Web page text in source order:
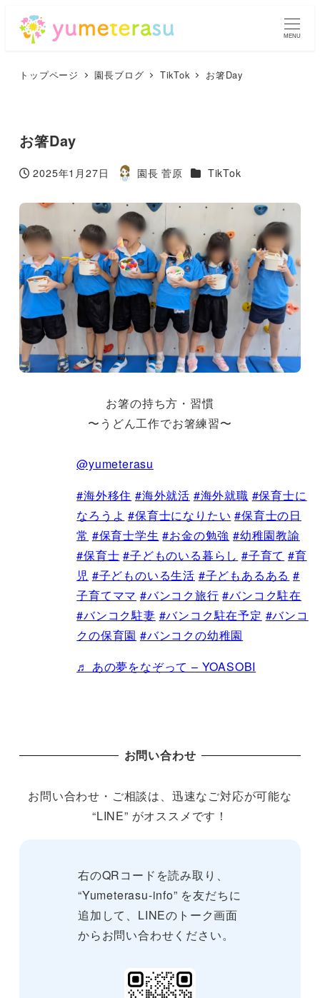
MENU
トップページ 園長ブログ TikTok お箸Day
お箸Day
投稿日
2025年1月27日
著
園長 菅原 カテゴリー
TikTok
お箸の持ち方・習慣
〜うどん工作でお箸練習〜
@yumeterasu
#海外移住 #海外就活 #海外就職 #保育士に
なろうよ #保育士になりたい #保育士の日
常 #保育士学生 #お金の勉強 #幼稚園教諭
#保育士 #子どものいる暮らし #子育て #育
児 #子どものいる生活 #子どもあるある #
子育てママ #バンコク旅行 #バンコク駐在
#バンコク駐妻 #バンコク駐在予定 #バンコ
クの保育園 #バンコクの幼稚園
♬ あの夢をなぞって – YOASOBI
お問い合わせ
お問い合わせ・ご相談は、迅速なご対応が可能な
“LINE” がオススメです！
右のQRコードを読み取り、
“Yumeterasu-info” を友だちに
追加して、LINEのトーク画面
からお問い合わせください。